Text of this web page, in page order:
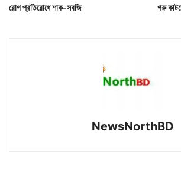
রোগ প্রতিরোধে শাক-সবজি গরু
NewsNorthBD